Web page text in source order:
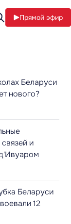
Прямой эфир
Беларуси
нового?
и
Беларуси
12